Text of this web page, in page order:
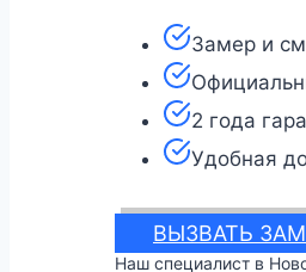
Замер и
2 года
Удобная
ВЫЗВАТЬ
Наш специалист в